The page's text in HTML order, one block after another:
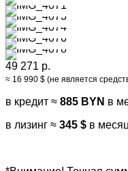
49 271 р.
≈ 16 990 $ (не является
в кредит ≈ 885 BYN в
в лизинг ≈ 345 $ в месяц